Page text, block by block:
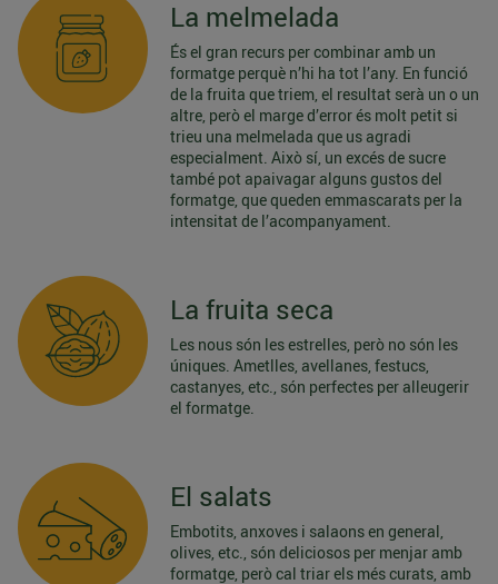
La melmelada
És el gran recurs per combinar amb un
formatge perquè n’hi ha tot l’any. En funció
de la fruita que triem, el resultat serà un o un
altre, però el marge d’error és molt petit si
trieu una melmelada que us agradi
especialment. Això sí, un excés de sucre
també pot apaivagar alguns gustos del
formatge, que queden emmascarats per la
intensitat de l’acompanyament.
La fruita seca
Les nous són les estrelles, però no són les
úniques. Ametlles, avellanes, festucs,
castanyes, etc., són perfectes per alleugerir
el formatge.
El salats
Embotits, anxoves i salaons en general,
olives, etc., són deliciosos per menjar amb
formatge, però cal triar els més curats, amb